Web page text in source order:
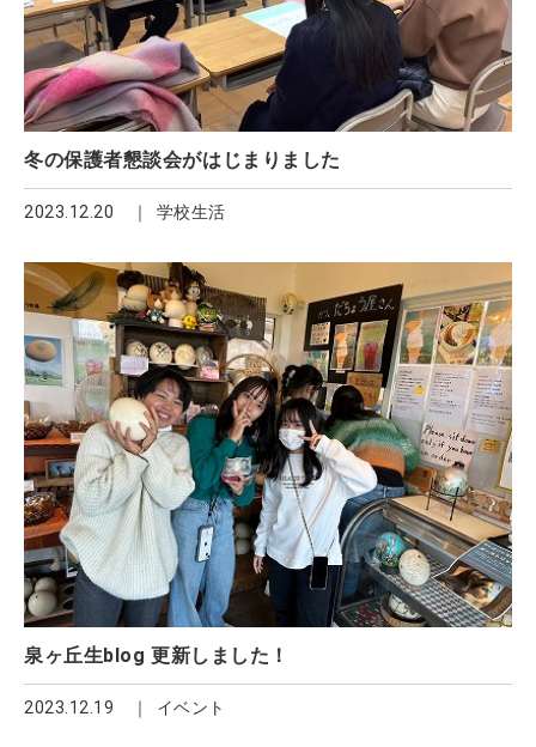
冬の保護者懇談会がはじまりました
2023.12.20 学校生活
泉ヶ丘生blog 更新しました！
2023.12.19 イベント